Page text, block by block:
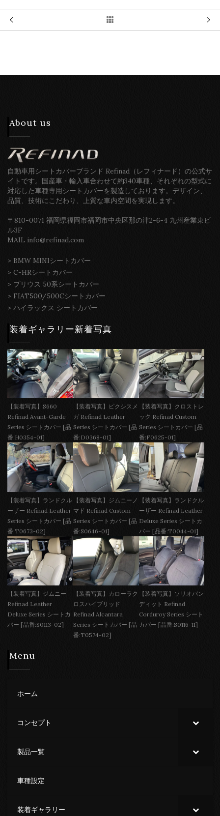
About us
自動車用シートカバーブランド Refinad（レフィナード）の公式サ
イトです。国産車・輸入車合わせて約340車種、それぞれの型式に
対応した車種専用シートカバーを製造しております。デザイン、
品質、技術にこだわり、上質な車内空間を実現します。
〒810-0071 福岡県福岡市福岡市中央区那の津2-6-4 九州産業東ビ
ル3F
MAIL info@refinad.com
> BMW MINIシートカバー
> C-HRシートカバー
> プリウス 50系シートカバー
> FIAT500/500Cシートカバー
> ハイラックス シートカバー
装着ギャラリー新着写真
【装着写真】S660
Refinad Avant-Garde
Series シートカバー [品
番:H0354-01]
【装着写真】ピクシスメ
ガ Refinad Leather
Series シートカバー [品
番:D0368-01]
【装着写真】クロストレ
ック Refinad Custom
Series シートカバー [品
番:F0625-01]
【装着写真】ランドクル
ーザー Refinad Leather
Series シートカバー [品
番:T0673-02]
【装着写真】ジムニーノ
マド Refinad Custom
Series シートカバー [品
番:S0646-01]
【装着写真】ランドクル
ーザー Refinad Leather
Deluxe Series シートカ
バー [品番:T0044-01]
【装着写真】ジムニー
Refinad Leather
Deluxe Series シートカ
バー [品番:S0113-02]
【装着写真】カローラク
ロスハイブリッド
Refinad Alcantara
Series シートカバー [品
番:T0574-02]
【装着写真】ソリオバン
ディット Refinad
Corduroy Series シート
カバー [品番:S0116-11]
Menu
ホーム
コンセプト
製品一覧
車種設定
装着ギャラリー